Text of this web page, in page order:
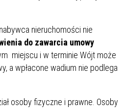
nieruchomości nie
do zawarcia umowy
miejscu i w terminie Wójt może
a wpłacone wadium nie podlega
osoby fizyczne i prawne. Osoby